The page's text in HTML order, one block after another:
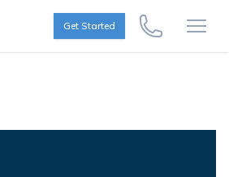
Get Started
Call Us Now